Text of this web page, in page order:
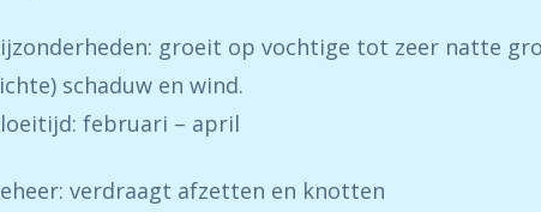
groeit op vochtige tot zeer natte
schaduw en wind.
februari – april
verdraagt afzetten en knotten